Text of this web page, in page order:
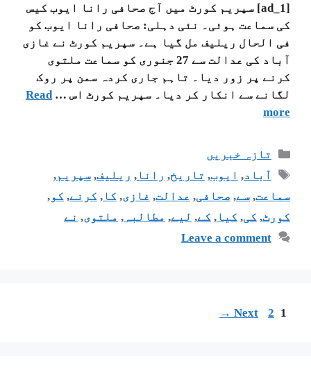
[ad_1] سپریم کورٹ میں آج صحافی رانا ایوب کیس
کی سماعت ہوئی۔ نئی دہلی: صحافی رانا ایوب کو
فی الحال ریلیف مل گیا ہے۔ سپریم کورٹ نے غازی
آباد کی عدالت سے 27 جنوری کو سماعت ملتوی
کرنے پر زور دیا۔ تاہم جاری کردہ سمن پر روک
لگانے سے انکار کر دیا۔ سپریم کورٹ اس … Read
more
تازہ خبریں
آباد, ایوب, تاریخ, رانا, ریلیف,سپریم,
سماعت, سے, صحافی, عدالت, غازی, کا , کرنے, کو,
کورٹ, کی, کیا , کے, لیے, مطالبہ , ملتوی, نے
Leave a comment
1
2
Next
→